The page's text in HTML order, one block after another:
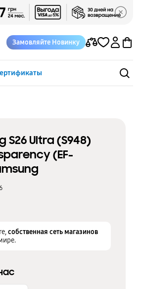
Замовляйте Новинку
S26 Ultra (S948)
(EF-
собственная сеть магазинов